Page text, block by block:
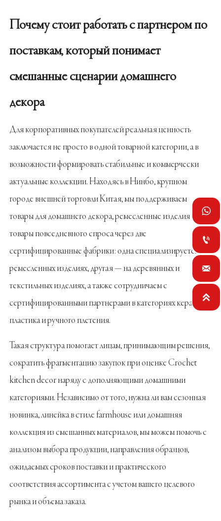
Почему стоит работать с партнером по
поставкам, который понимает
смешанные сценарии домашнего
декора
Для корпоративных покупателей реальная ценность
заключается не просто в одной товарной категории, а в
возможности формировать стабильные и коммерчески
актуальные коллекции. Находясь в Нинбо, крупном
городе внешней торговли Китая, мы поддерживаем
товары для домашнего декора, ремесленные изделия и
товары повседневного спроса через две
сертифицированные фабрики: одна специализируется на
ремесленных изделиях, другая — на деревянных и
текстильных изделиях, а также сотрудничаем с
сертифицированными партнерами в категориях керамики,
пластика и ручного плетения.
Такая структура помогает лицам, принимающим решения,
сократить фрагментацию закупок при оценке Crochet
kitchen decor наряду с дополняющими домашними
категориями. Независимо от того, нужна ли вам сезонная
новинка, линейка в стиле farmhouse или домашняя
коллекция из смешанных материалов, мы можем помочь с
анализом выбора продукции, направления образцов,
ожидаемых сроков поставки и практического
соответствия ассортимента с учетом вашего целевого
рынка и объема заказа.



